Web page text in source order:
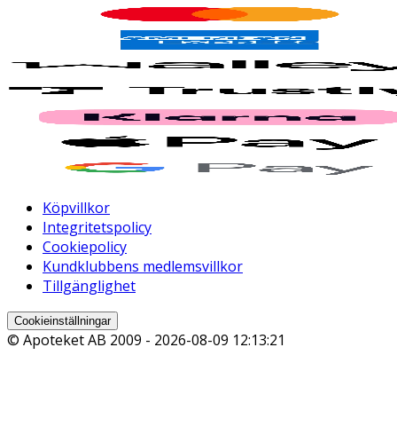
Köpvillkor
Integritetspolicy
Cookiepolicy
Kundklubbens medlemsvillkor
Tillgänglighet
Cookieinställningar
© Apoteket AB 2009 - 2026-08-09 12:13:21